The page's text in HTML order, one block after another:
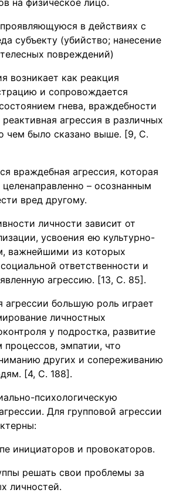
на физическое лицо.
в действиях с
субъекту (убийство; нанесение
повреждений)
возникает как реакция
и сопровождается
гнева, враждебности
агрессия в различных
чем было сказано выше. [9, С.
враждебная агрессия, которая
целенаправленно – осознанным
вред другому.
личности зависит от
усвоения ею культурно-
важнейшими из которых
ответственности и
агрессию. [13, С. 85].
агрессии большую роль играет
личностных
у подростка, развитие
процессов, эмпатии, что
других и сопереживанию
[4, С. 188].
психологическую
Для групповой агрессии
инициаторов и провокаторов.
решать свои проблемы за
личностей.